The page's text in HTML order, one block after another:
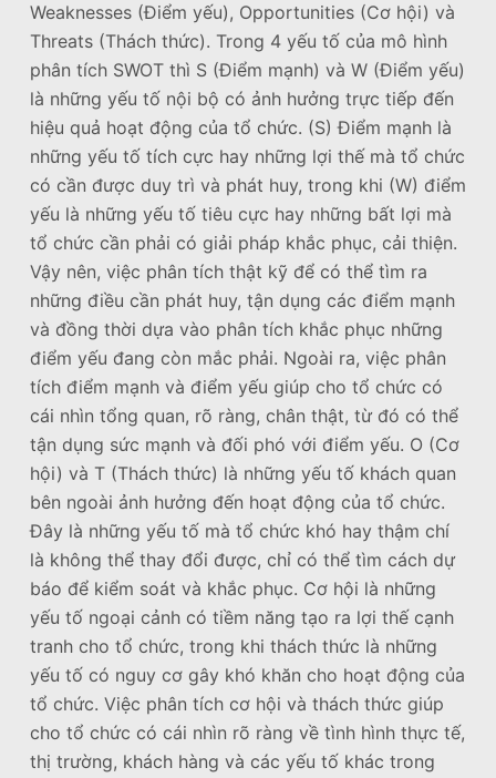
Weaknesses (Điểm yếu), Opportunities (Cơ hội) và
Threats (Thách thức). Trong 4 yếu tố của mô hình
phân tích SWOT thì S (Điểm mạnh) và W (Điểm yếu)
là những yếu tố nội bộ có ảnh hưởng trực tiếp đến
hiệu quả hoạt động của tổ chức. (S) Điểm mạnh là
những yếu tố tích cực hay những lợi thế mà tổ chức
có cần được duy trì và phát huy, trong khi (W) điểm
yếu là những yếu tố tiêu cực hay những bất lợi mà
tổ chức cần phải có giải pháp khắc phục, cải thiện.
Vậy nên, việc phân tích thật kỹ để có thể tìm ra
những điều cần phát huy, tận dụng các điểm mạnh
và đồng thời dựa vào phân tích khắc phục những
điểm yếu đang còn mắc phải. Ngoài ra, việc phân
tích điểm mạnh và điểm yếu giúp cho tổ chức có
cái nhìn tổng quan, rõ ràng, chân thật, từ đó có thể
tận dụng sức mạnh và đối phó với điểm yếu. O (Cơ
hội) và T (Thách thức) là những yếu tố khách quan
bên ngoài ảnh hưởng đến hoạt động của tổ chức.
Đây là những yếu tố mà tổ chức khó hay thậm chí
là không thể thay đổi được, chỉ có thể tìm cách dự
báo để kiểm soát và khắc phục. Cơ hội là những
yếu tố ngoại cảnh có tiềm năng tạo ra lợi thế cạnh
tranh cho tổ chức, trong khi thách thức là những
yếu tố có nguy cơ gây khó khăn cho hoạt động của
tổ chức. Việc phân tích cơ hội và thách thức giúp
cho tổ chức có cái nhìn rõ ràng về tình hình thực tế,
thị trường, khách hàng và các yếu tố khác trong